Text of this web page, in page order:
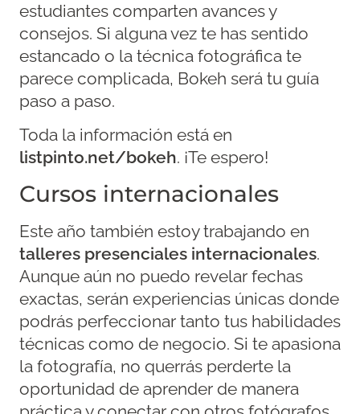
estudiantes comparten avances y
consejos. Si alguna vez te has sentido
estancado o la técnica fotográfica te
parece complicada, Bokeh será tu guía
paso a paso.
Toda la información está en
listpinto.net/bokeh. ¡Te espero!
Cursos internacionales
Este año también estoy trabajando en
talleres presenciales internacionales.
Aunque aún no puedo revelar fechas
exactas, serán experiencias únicas donde
podrás perfeccionar tanto tus habilidades
técnicas como de negocio. Si te apasiona
la fotografía, no querrás perderte la
oportunidad de aprender de manera